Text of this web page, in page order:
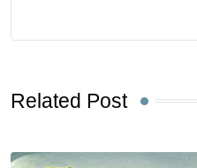
Related Post